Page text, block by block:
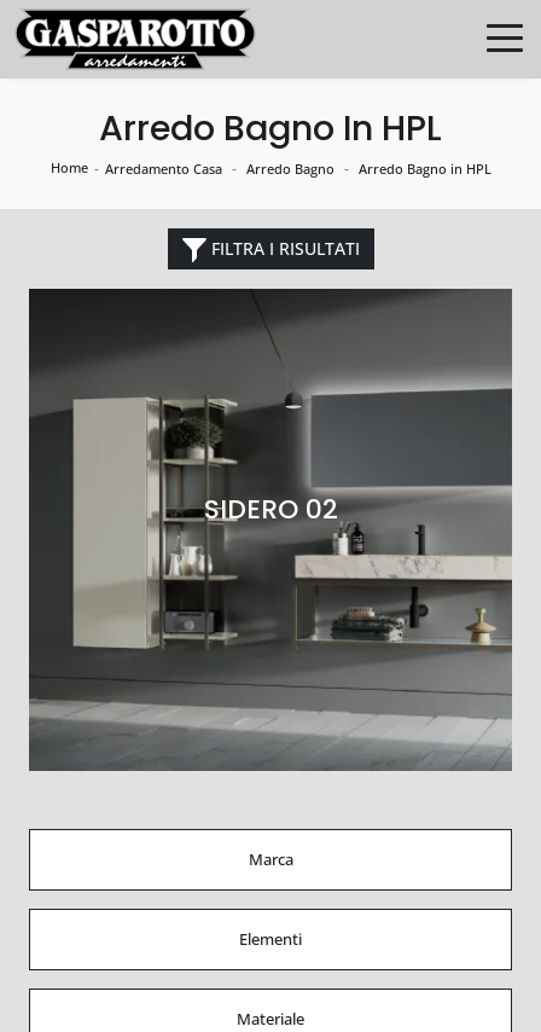
Arredo Bagno In HPL
Home - Arredamento Casa - Arredo Bagno - Arredo Bagno in HPL
FILTRA I RISULTATI
Marca
Elementi
Materiale
SIDERO 02